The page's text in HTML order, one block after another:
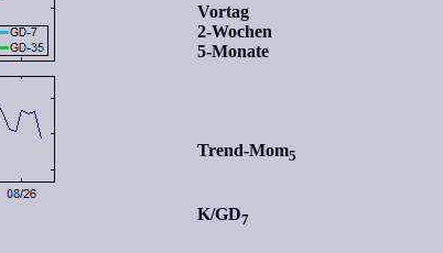
Vortag
2-Wochen
5-Monate
Trend-Mom5
K/GD7